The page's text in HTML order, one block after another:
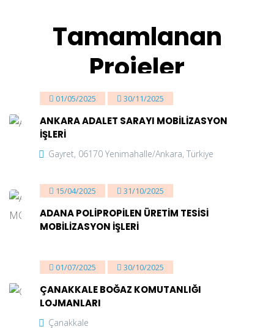
Tamamlanan
Projeler
01/05/2025 30/11/2025
ANKARA ADALET SARAYI MOBİLİZASYON
İŞLERİ
Gayret, 06170 Yenimahalle/Ankara, Türkiye
15/04/2025 31/10/2025
ADANA POLİPROPİLEN ÜRETİM TESİSİ
MOBİLİZASYON İŞLERİ
01/07/2025 30/10/2025
ÇANAKKALE BOĞAZ KOMUTANLIĞI
LOJMANLARI
Çanakkale